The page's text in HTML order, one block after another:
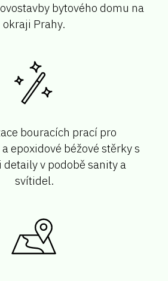
bytového domu na
okraji Prahy.
bouracích prací pro
epoxidové béžové stěrky s
v podobě sanity a
svítidel.